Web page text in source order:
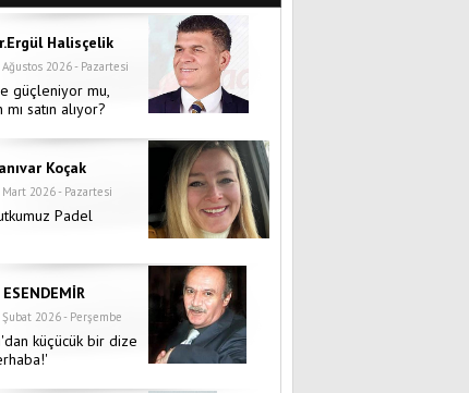
Halisçelik
2026 - Pazartesi
güçleniyor mu,
mı satın alıyor?
Koçak
2026 - Pazartesi
Padel
2026 - Perşembe
küçücük bir dize